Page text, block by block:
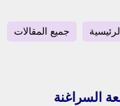
الرئيسية جميع المقالات
السراغنة